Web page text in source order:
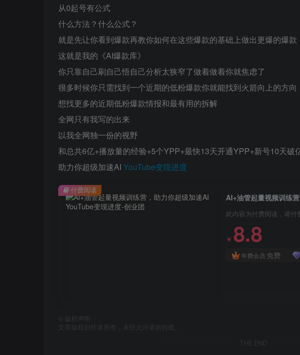
从0起号有公式​
什么方法？什么公式？​
就是​先让你看到爆款再教你如何在这些爆款的基础上做出更爆的爆款​
这就是我的《AI爆款库》​
你只靠自己刷自己悟自己分析太狭窄了做着做着你就焦虑了​
很多时候你只需找到一个近期的低粉爆款你就能找到火箭向上的方向​
想找更多的近期低粉爆款情报和最有用的拆解​
全网只有我写的出来​
以我全网独一份的视野​
和总共6亿+播放量的经验+5个YPP+最快13天开通YPP+新号10天破
助力你超级加速AI YouTube变现进度​
AI+油管起量视频训练
此内容为付费阅读，请付
￥ 8.8
年费会员 免费
付费阅读
版权声明
文章版权归作者所有，未经允许请勿转载。
THE END